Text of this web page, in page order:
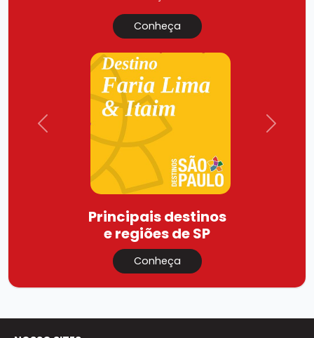
Conheça
Previous Next
Principais destinos
e regiões de SP
Conheça